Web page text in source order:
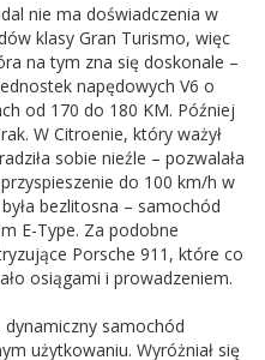
nie ma doświadczenia w
klasy Gran Turismo, więc
na tym zna się doskonale –
napędowych V6 o
od 170 do 180 KM. Później
W Citroenie, który ważył
sobie nieźle – pozwalała
do 100 km/h w
bezlitosna – samochód
E-Type. Za podobne
Porsche 911, które co
osiągami i prowadzeniem.
samochód
użytkowaniu. Wyróżniał się